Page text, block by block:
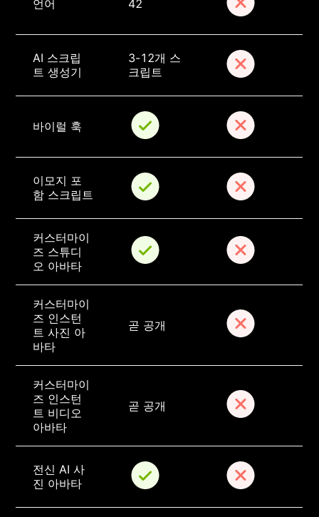
언어 42
AI 스크립
트 생성기
3-12개 스
크립트
바이럴 훅
이모지 포
함 스크립트
커스터마이
즈 스튜디
오 아바타
커스터마이
즈 인스턴
트 사진 아
바타
곧 공개
커스터마이
즈 인스턴
트 비디오
아바타
곧 공개
전신 AI 사
진 아바타